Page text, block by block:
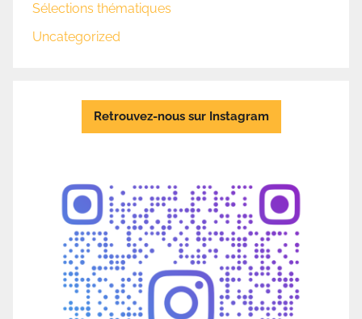
Sélections thématiques
Uncategorized
Retrouvez-nous sur Instagram